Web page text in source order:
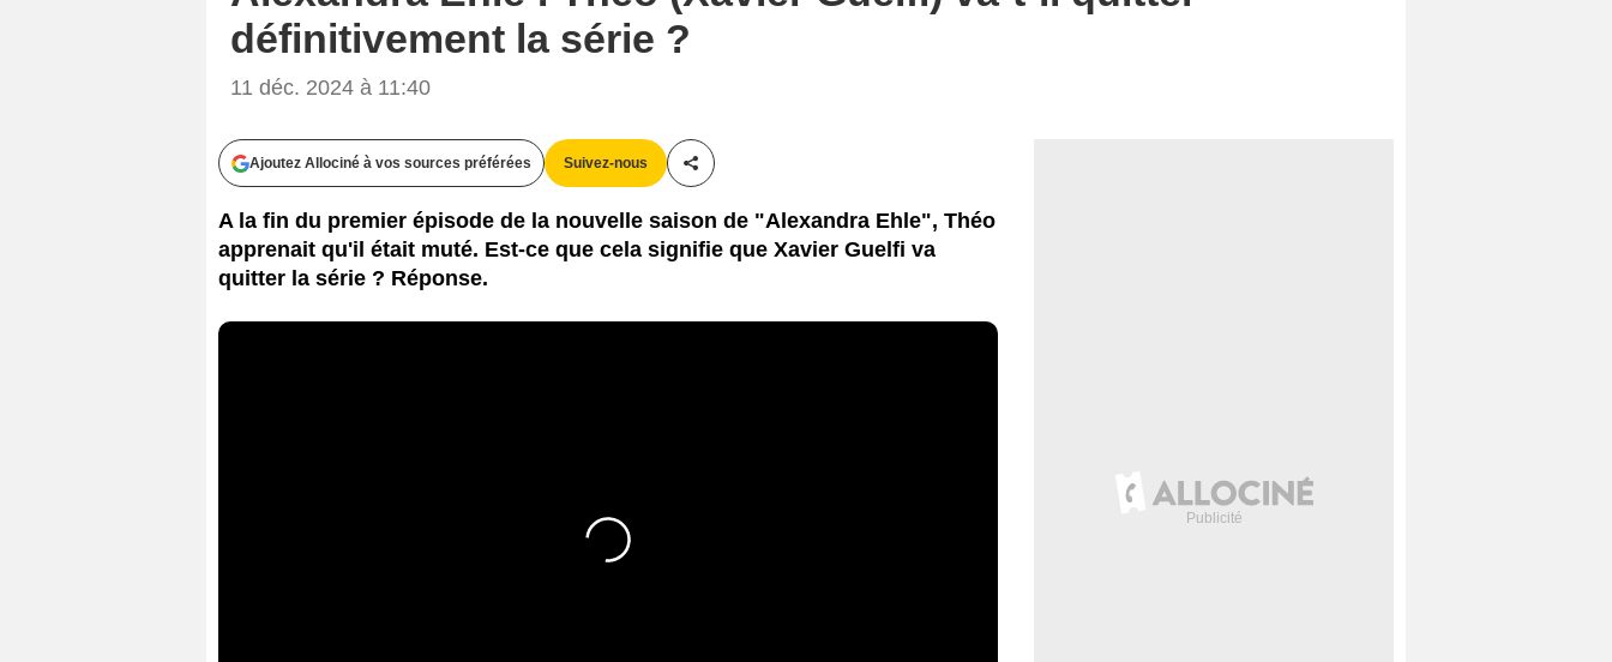
définitivement la série ?
11 déc. 2024 à 11:40
Ajoutez Allociné à vos sources préférées Suivez-nous
Partager cet article
A la fin du premier épisode de la nouvelle saison de "Alexandra Ehle", Théo
apprenait qu'il était muté. Est-ce que cela signifie que Xavier Guelfi va
quitter la série ? Réponse.